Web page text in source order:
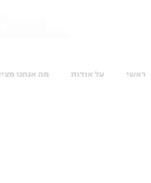
ראשי על אודות מה אנחנו